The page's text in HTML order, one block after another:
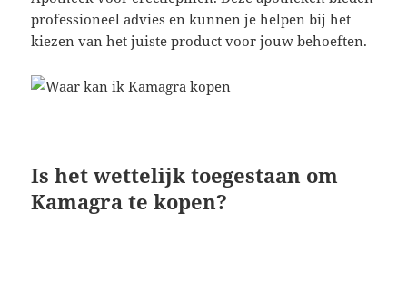
professioneel advies en kunnen je helpen bij het
kiezen van het juiste product voor jouw behoeften.
Is het wettelijk toegestaan om
Kamagra te kopen?